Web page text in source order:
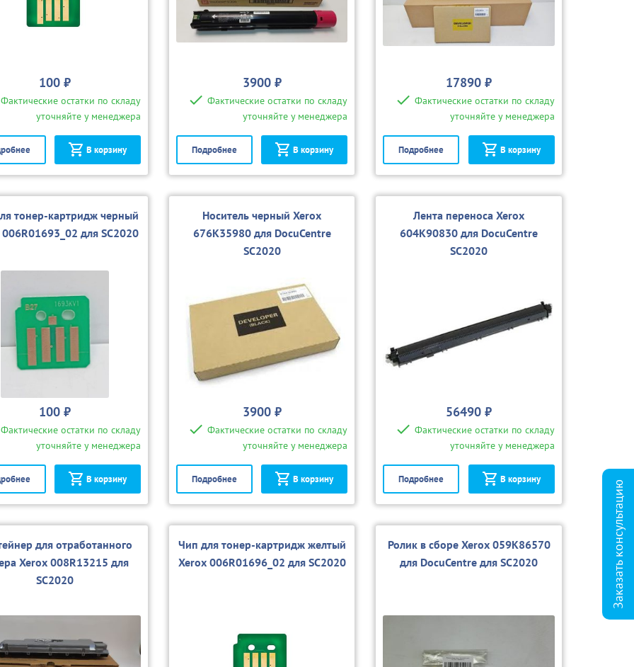
Заказать консультацию
100 ₽
Фактические остатки по складу
уточняйте у менеджера
В корзину
3900 ₽
Фактические остатки по складу
уточняйте у менеджера
Подробнее В корзину
17890 ₽
Фактические остатки по складу
уточняйте у менеджера
Подробнее В корзину
тонер-картридж черный
для SC2020
100 ₽
Фактические остатки по складу
уточняйте у менеджера
В корзину
Носитель черный Xerox
676K35980 для DocuCentre
SC2020
3900 ₽
Фактические остатки по складу
уточняйте у менеджера
Подробнее В корзину
Лента переноса Xerox
604K90830 для DocuCentre
SC2020
56490 ₽
Фактические остатки по складу
уточняйте у менеджера
Подробнее В корзину
для отработанного
Xerox 008R13215 для
SC2020
Чип для тонер-картридж желтый
Xerox 006R01696_02 для SC2020
Ролик в сборе Xerox 059K86570
для DocuCentre для SC2020